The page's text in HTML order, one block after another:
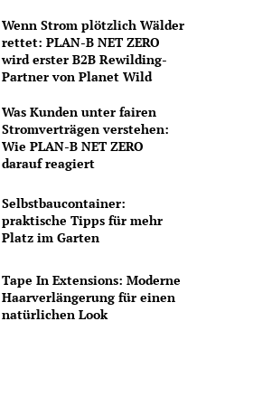
Wenn Strom plötzlich Wälder
rettet: PLAN-B NET ZERO
wird erster B2B Rewilding-
Partner von Planet Wild
Was Kunden unter fairen
Stromverträgen verstehen:
Wie PLAN-B NET ZERO
darauf reagiert
Selbstbaucontainer:
praktische Tipps für mehr
Platz im Garten
Tape In Extensions: Moderne
Haarverlängerung für einen
natürlichen Look